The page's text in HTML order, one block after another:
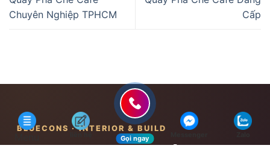
Chuyên Nghiệp TPHCM
Cấp
Gọi ngay
BLUECONS · INTERIOR & BUILD